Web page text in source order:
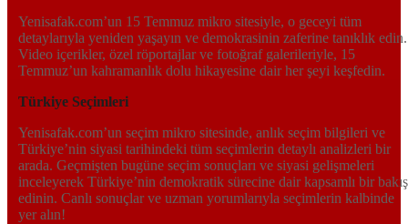
Yenisafak.com’un 15 Temmuz mikro sitesiyle, o geceyi tüm
detaylarıyla yeniden yaşayın ve demokrasinin zaferine tanıklık edin.
Video içerikler, özel röportajlar ve fotoğraf galerileriyle, 15
Temmuz’un kahramanlık dolu hikayesine dair her şeyi keşfedin.
Türkiye Seçimleri
Yenisafak.com’un seçim mikro sitesinde, anlık seçim bilgileri ve
Türkiye’nin siyasi tarihindeki tüm seçimlerin detaylı analizleri bir
arada. Geçmişten bugüne seçim sonuçları ve siyasi gelişmeleri
inceleyerek Türkiye’nin demokratik sürecine dair kapsamlı bir bakış
edinin. Canlı sonuçlar ve uzman yorumlarıyla seçimlerin kalbinde
yer alın!